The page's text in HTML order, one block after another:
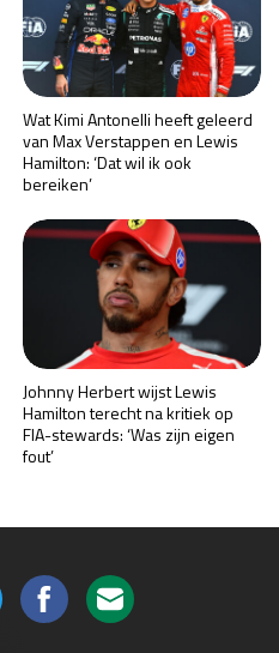
Wat Kimi Antonelli heeft geleerd
van Max Verstappen en Lewis
Hamilton: ‘Dat wil ik ook
bereiken’
Johnny Herbert wijst Lewis
Hamilton terecht na kritiek op
FIA-stewards: ‘Was zijn eigen
fout’